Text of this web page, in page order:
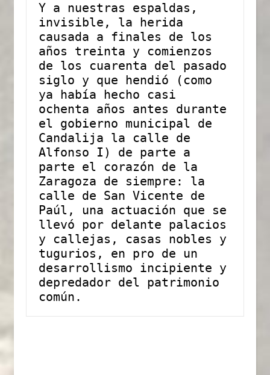
Y a nuestras espaldas,
invisible, la herida
causada a finales de los
años treinta y comienzos
de los cuarenta del pasado
siglo y que hendió (como
ya había hecho casi
ochenta años antes durante
el gobierno municipal de
Candalija la calle de
Alfonso I) de parte a
parte el corazón de la
Zaragoza de siempre: la
calle de San Vicente de
Paúl, una actuación que se
llevó por delante palacios
y callejas, casas nobles y
tugurios, en pro de un
desarrollismo incipiente y
depredador del patrimonio
común.